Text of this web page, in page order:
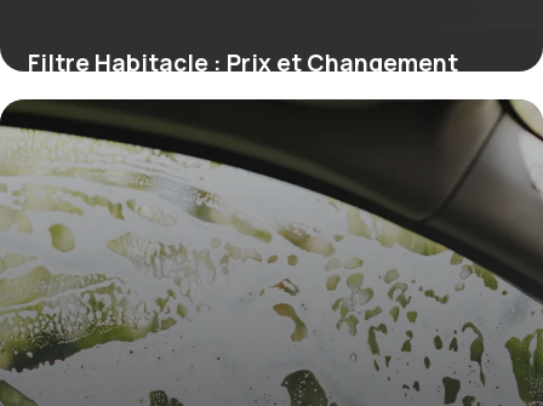
Filtre Habitacle : Prix et Changement
2026
11 juillet 2026